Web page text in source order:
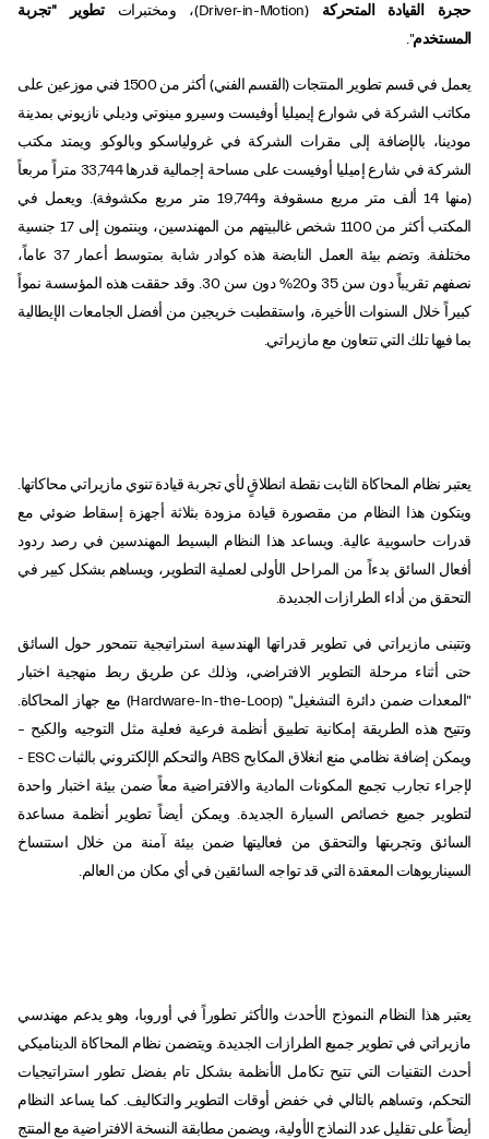
حجرة القيادة المتحركة (Driver-in-Motion)، ومختبرات
تطوير "تجربة
المستخدم".
يعمل في قسم تطوير المنتجات (القسم الفني) أكثر من 1500 فني موزعين على
مكاتب الشركة في شوارع إيميليا أوفيست وسيرو مينوتي وديلي نازيوني بمدينة
مودينا، بالإضافة إلى مقرات الشركة في غرولياسكو وبالوكو. ويمتد مكتب
الشركة في شارع إميليا أوفيست على مساحة إجمالية قدرها 33,744 متراً مربعاً
(منها 14 ألف متر مربع مسقوفة و19,744 متر مربع مكشوفة). ويعمل في
المكتب أكثر من 1100 شخص غالبيتهم من المهندسين، وينتمون إلى 17 جنسية
مختلفة. وتضم بيئة العمل النابضة هذه كوادر شابة بمتوسط أعمار 37 عاماً،
نصفهم تقريباً دون سن 35 و20% دون سن 30. وقد حققت هذه المؤسسة نمواً
كبيراً خلال السنوات الأخيرة، واستقطبت خريجين من أفضل الجامعات الإيطالية
بما فيها تلك التي تتعاون مع مازيراتي.
يعتبر نظام المحاكاة الثابت نقطة انطلاقٍ لأي تجربة قيادة تنوي مازيراتي محاكاتها.
ويتكون هذا النظام من مقصورة قيادة مزودة بثلاثة أجهزة إسقاط ضوئي مع
قدرات حاسوبية عالية. ويساعد هذا النظام البسيط المهندسين في رصد ردود
أفعال السائق بدءاً من المراحل الأولى لعملية التطوير، ويساهم بشكل كبير في
التحقق من أداء الطرازات الجديدة.
وتتبنى مازيراتي في تطوير قدراتها الهندسية استراتيجية تتمحور حول السائق
حتى أثناء مرحلة التطوير الافتراضي، وذلك عن طريق ربط منهجية اختبار
"المعدات ضمن دائرة التشغيل" (Hardware-In-the-Loop) مع جهاز المحاكاة.
وتتيح هذه الطريقة إمكانية تطبيق أنظمة فرعية فعلية مثل التوجيه والكبح –
ويمكن إضافة نظامي منع انغلاق المكابح ABS والتحكم الإلكتروني بالثبات ESC -
لإجراء تجارب تجمع المكونات المادية والافتراضية معاً ضمن بيئة اختبار واحدة
لتطوير جميع خصائص السيارة الجديدة. ويمكن أيضاً تطوير أنظمة مساعدة
السائق وتجربتها والتحقق من فعاليتها ضمن بيئة آمنة من خلال استنساخ
السيناريوهات المعقدة التي قد تواجه السائقين في أي مكان من العالم.
يعتبر هذا النظام النموذج الأحدث والأكثر تطوراً في أوروبا، وهو يدعم مهندسي
مازيراتي في تطوير جميع الطرازات الجديدة. ويتضمن نظام المحاكاة الديناميكي
أحدث التقنيات التي تتيح تكامل الأنظمة بشكل تام بفضل تطور استراتيجيات
التحكم، وتساهم بالتالي في خفض أوقات التطوير والتكاليف. كما يساعد النظام
أيضاً على تقليل عدد النماذج الأولية، ويضمن مطابقة النسخة الافتراضية مع المنتج